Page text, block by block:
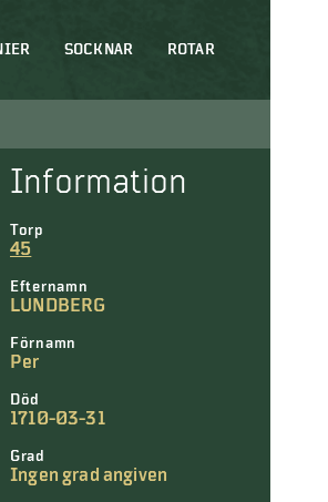
SOCKNAR ROTAR
Information
Torp
45
Efternamn
LUNDBERG
Förnamn
Per
Död
1710-03-31
Grad
Ingen grad angiven